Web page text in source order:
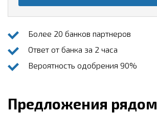
Более 20 банков партнеров
Ответ от банка за 2 часа
Вероятность одобрения 90%
Предложения рядом